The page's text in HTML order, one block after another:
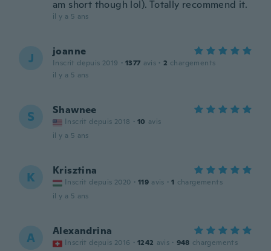
am short though lol). Totally recommend it.
il y a 5 ans
J joanne
Inscrit depuis 2019 · 1377 avis · 2 chargements
il y a 5 ans
S Shawnee
Inscrit depuis 2018 · 10 avis
il y a 5 ans
K Krisztina
Inscrit depuis 2020 · 119 avis · 1 chargements
il y a 5 ans
A Alexandrina
Inscrit depuis 2016 · 1242 avis · 948 chargements